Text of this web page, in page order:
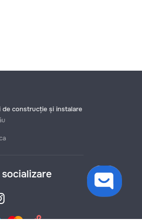
de construcție și instalare